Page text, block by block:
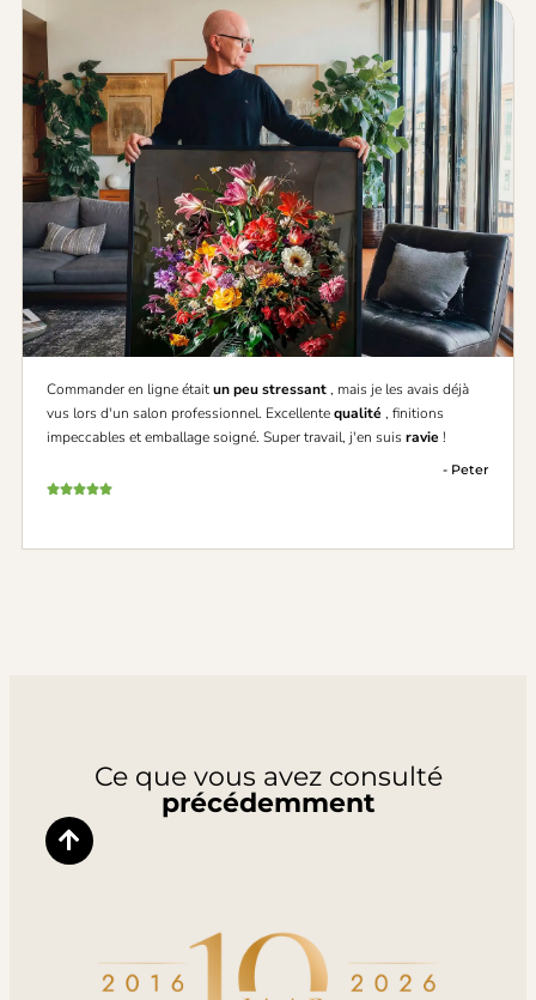
Commander en ligne étaitun peu stressant, mais je les avais déjà
vus lors d'un salon professionnel. Excellentequalité , finitions
impeccables et emballage soigné. Super travail, j'en suis ravie !
- Peter
Ce que vous avez consulté
précédemment